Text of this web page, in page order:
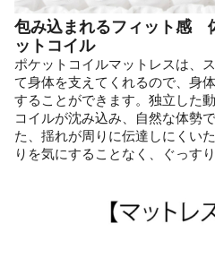
包み込まれるフィット感
ットコイル
ポケットコイルマットレスは、
て身体を支えてくれるので、身
することができます。独立した
コイルが沈み込み、自然な体勢
た、揺れが周りに伝達しにくい
りを気にすることなく、ぐっす